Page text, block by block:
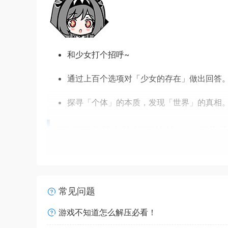
和少女打个招呼~
通过上百个选项对「少女的存在」做出回答。
探寻「个体」的本质，发现「世界」的真相。
常见问题
游戏不知道怎么解压必看！